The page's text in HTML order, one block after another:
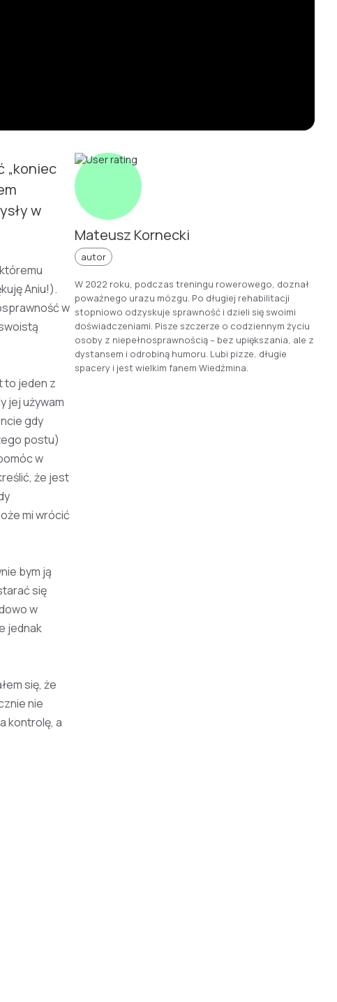
„koniec
w
Aniu!).
w
to jeden z
jej używam
gdy
postu)
w
że jest
mi wrócić
bym ją
się
w
jednak
się, że
nie
kontrolę, a
Mateusz Kornecki
autor
W 2022 roku, podczas treningu rowerowego, doznał
poważnego urazu mózgu. Po długiej rehabilitacji
stopniowo odzyskuje sprawność i dzieli się swoimi
doświadczeniami. Pisze szczerze o codziennym życiu
osoby z niepełnosprawnością – bez upiększania, ale z
dystansem i odrobiną humoru. Lubi pizze, długie
spacery i jest wielkim fanem Wiedźmina.